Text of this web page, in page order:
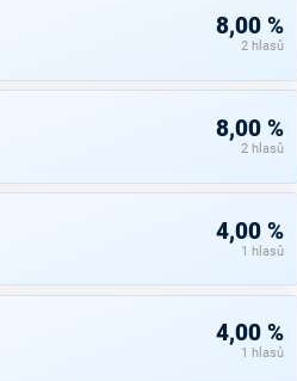
8,00 %
2 hlasů
8,00 %
2 hlasů
4,00 %
1 hlasů
4,00 %
1 hlasů